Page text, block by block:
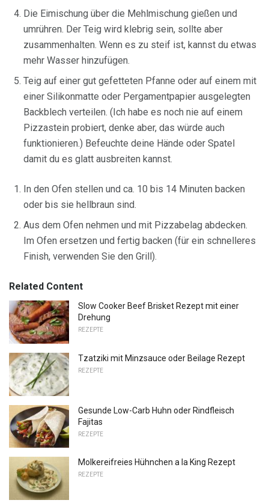
Die Eimischung über die Mehlmischung gießen und
umrühren. Der Teig wird klebrig sein, sollte aber
zusammenhalten. Wenn es zu steif ist, kannst du etwas
mehr Wasser hinzufügen.
Teig auf einer gut gefetteten Pfanne oder auf einem mit
einer Silikonmatte oder Pergamentpapier ausgelegten
Backblech verteilen. (Ich habe es noch nie auf einem
Pizzastein probiert, denke aber, das würde auch
funktionieren.) Befeuchte deine Hände oder Spatel
damit du es glatt ausbreiten kannst.
In den Ofen stellen und ca. 10 bis 14 Minuten backen
oder bis sie hellbraun sind.
Aus dem Ofen nehmen und mit Pizzabelag abdecken.
Im Ofen ersetzen und fertig backen (für ein schnelleres
Finish, verwenden Sie den Grill).
Related Content
Slow Cooker Beef Brisket Rezept mit einer
Drehung
REZEPTE
Tzatziki mit Minzsauce oder Beilage Rezept
REZEPTE
Gesunde Low-Carb Huhn oder Rindfleisch
Fajitas
REZEPTE
Molkereifreies Hühnchen a la King Rezept
REZEPTE